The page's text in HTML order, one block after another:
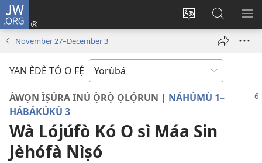
JW.ORG
Yí
pa
Wọlé
(opens
Wa
JW.ORG
November 27–​December 3
YAN ÈDÈ TÓ O FẸ́
ÀWỌN ÌṢÚRA INÚ Ọ̀RỌ̀ ỌLỌ́RUN | NÁHÚMÙ 1–
HÁBÁKÚKÙ 3
Wà Lójúfò Kó O sì Máa Sin
Jèhófà Nìṣó